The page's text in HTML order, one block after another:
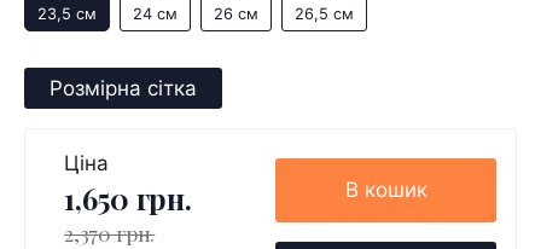
23,5 см 24 см 26 см 26,5 см
Розмірна сітка
Ціна
1,650 грн.
2,370 грн.
В кошик